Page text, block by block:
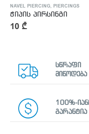
NAVEL PIERCING, PIERCINGS
ჭიპის პირსინგი
10 ₾
სწრაფი
მიწოდება
100%-იანი
გარანტია